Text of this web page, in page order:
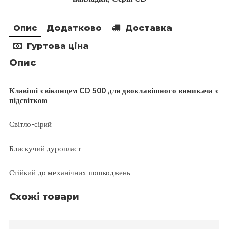
Опис Додатково
Доставка
Гуртова ціна
Опис
Клавіші з віконцем CD 500 для двоклавішного вимикача з
підсвіткою
Світло-сірий
Блискучий дуропласт
Стійкий до механічних пошкоджень
Схожі товари